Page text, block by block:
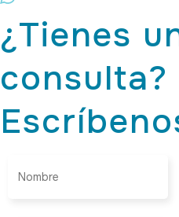
¿Tienes
consulta?